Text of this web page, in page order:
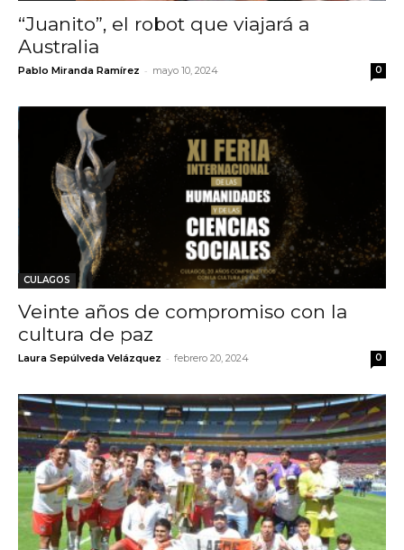
“Juanito”, el robot que viajará a
Australia
Pablo Miranda Ramírez - mayo 10, 2024 0
CULAGOS
Veinte años de compromiso con la
cultura de paz
Laura Sepúlveda Velázquez - febrero 20, 2024 0